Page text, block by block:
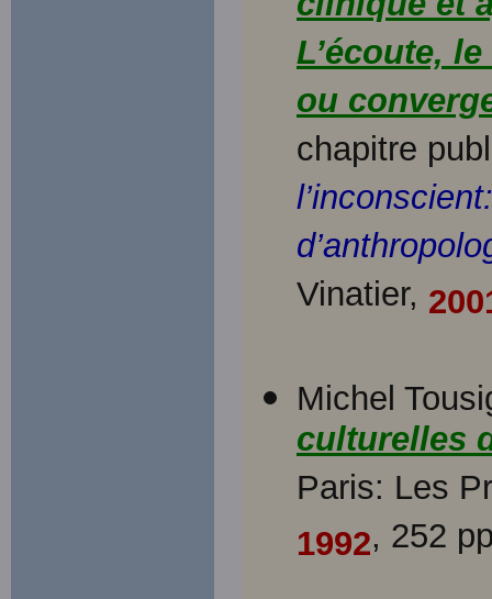
L’écoute,
ou
chapitre
Vinatier,
Michel
culturelles
Paris: Les
1992, 252